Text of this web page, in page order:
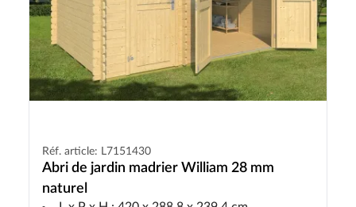
Réf. article: L7151430
Abri de jardin madrier William 28 mm
naturel